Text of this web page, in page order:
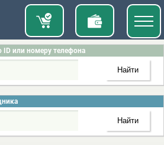
или номеру телефона